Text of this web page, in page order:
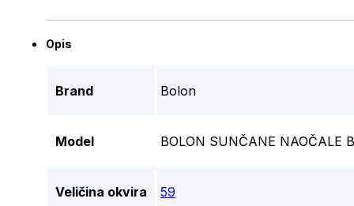
Opis
Brand Bolon
Model BOLON SUNČANE NAOČALE
Veličina okvira 59